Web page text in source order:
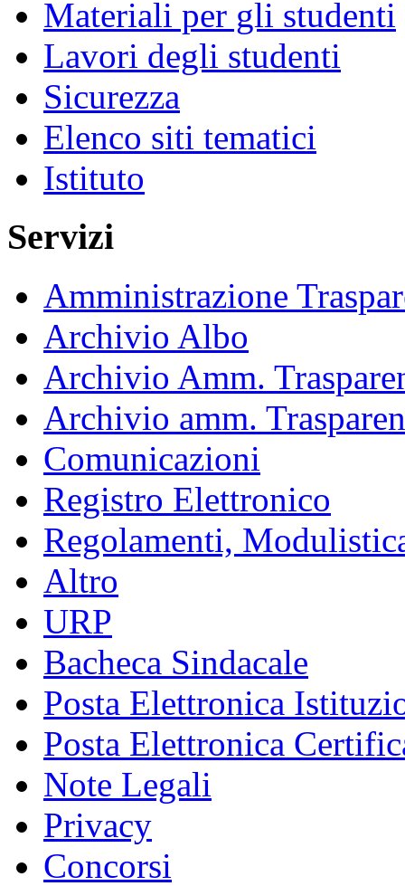
Materiali per gli studenti
Lavori degli studenti
Sicurezza
Elenco siti tematici
Istituto
Servizi
Amministrazione
Archivio Albo
Archivio Amm.
Archivio amm.
Comunicazioni
Registro Elettronico
Regolamenti,
Altro
URP
Bacheca Sindacale
Posta Elettronica
Posta Elettronica
Note Legali
Privacy
Concorsi